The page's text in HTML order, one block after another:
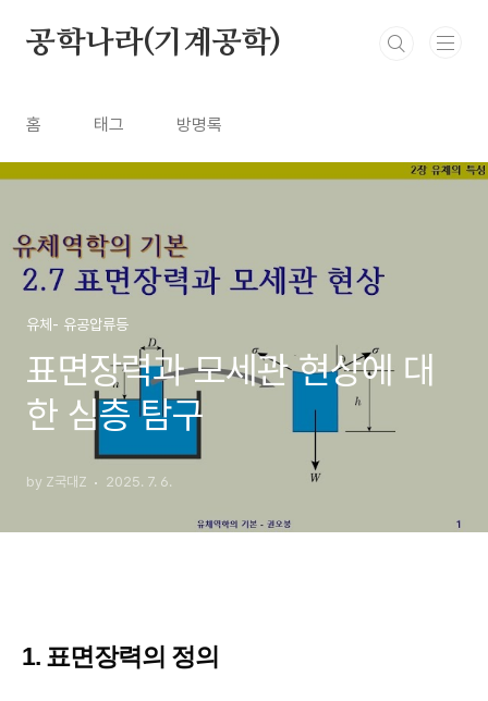
공학나라(기계공학)
홈 태그 방명록
유체- 유공압류등
표면장력과 모세관 현상에 대
한 심층 탐구
by Z국대Z 2025. 7. 6.
1. 표면장력의 정의